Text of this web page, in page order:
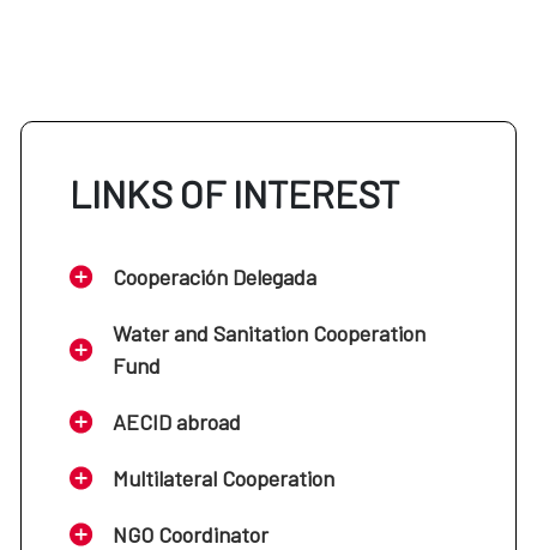
LINKS OF INTEREST
Cooperación Delegada
Water and Sanitation Cooperation
Fund
AECID abroad
Multilateral Cooperation
NGO Coordinator